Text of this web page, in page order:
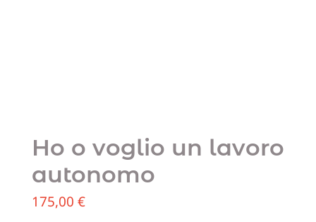
Ho o voglio un lavoro
autonomo
175,00 €